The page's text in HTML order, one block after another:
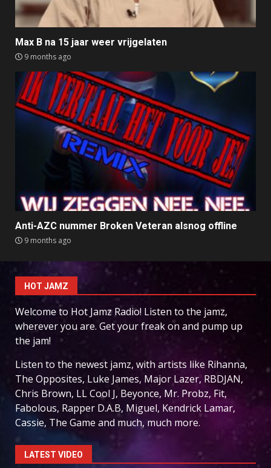
Max B na 15 jaar weer vrijgelaten
9 months ago
Anti-AZC nummer Broken Veteran alsnog offline
9 months ago
HOT JAMZ
Welcome to Hot Jamz Radio! Listen to the jamz,
wherever you are. Get your freak on and pump up
the jam!
Listen to the newest jamz, with artists like Rihanna,
The Opposites, Luke James, Major Lazer, RBDJAN,
Chris Brown, LL Cool J, Beyonce, Mr. Probz, Fit,
Fabolous, Rapper D.A.B, Miguel, Kendrick Lamar,
Cassie, The Game and much, much more.
LATEST VIDEO